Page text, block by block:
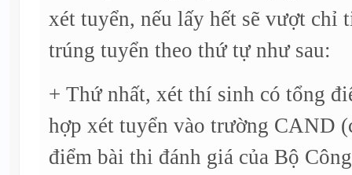
xét tuyển, nếu lấy hết sẽ vượt chỉ
trúng tuyển theo thứ tự như sau:
+ Thứ nhất, xét thí sinh có tổng
hợp xét tuyển vào trường CAND
điểm bài thi đánh giá của Bộ